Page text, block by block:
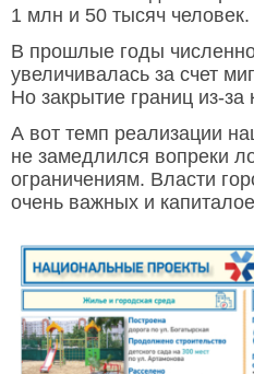
1 млн и 50 тысяч человек.
В прошлые годы
увеличивалась за счет
Но закрытие границ из-
А вот темп реализации
не замедлился вопреки
ограничениям. Власти
очень важных и